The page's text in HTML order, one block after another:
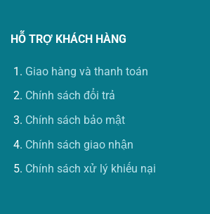
HỖ TRỢ KHÁCH HÀNG
Giao hàng và thanh toán
Chính sách đổi trả
Chính sách bảo mật
Chính sách giao nhận
Chính sách xử lý khiếu nại